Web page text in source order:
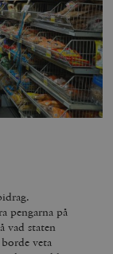
pengarna på
vad staten
veta